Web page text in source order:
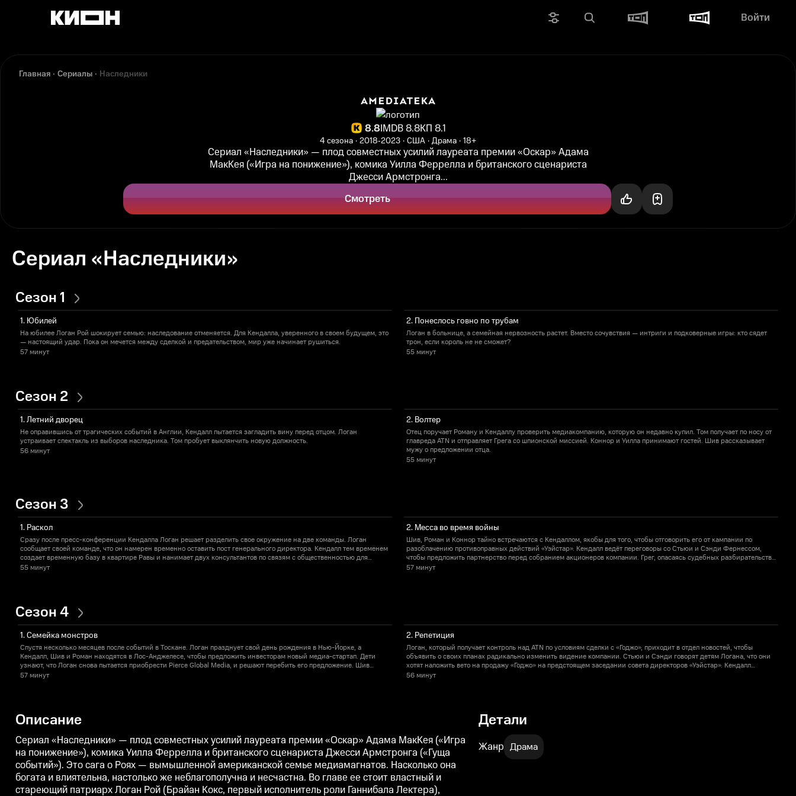
Войти
Главная Сериалы Наследники
8.8IMDB 8.8КП 8.1
4 сезона 2018‑2023 США Драма 18+
Сериал «Наследники» — плод совместных усилий лауреата премии «Оскар» Адама
МакКея («Игра на понижение»), комика Уилла Феррелла и британского сценариста
Джесси Армстронга...
Смотреть
Сериал «Наследники»
Сезон 1
1. Юбилей
На юбилее Логан Рой шокирует семью: наследование отменяется. Для Кендалла, уверенного в своем будущем, это
— настоящий удар. Пока он мечется между сделкой и предательством, мир уже начинает рушиться.
57 минут
2. Понеслось говно по трубам
Логан в больнице, а семейная нервозность растет. Вместо сочувствия — интриги и подковерные игры: кто сядет
трон, если король не не сможет?
55 минут
Сезон 2
1. Летний дворец
Не оправившись от трагических событий в Англии, Кендалл пытается загладить вину перед отцом. Логан
устраивает спектакль из выборов наследника. Том пробует выклянчить новую должность.
56 минут
2. Волтер
Отец поручает Роману и Кендаллу проверить медиакомпанию, которую он недавно купил. Том получает по носу от
главреда ATN и отправляет Грега со шпионской миссией. Коннор и Уилла принимают гостей. Шив рассказывает
мужу о предложении отца.
55 минут
Сезон 3
1. Раскол
Сразу после пресс-конференции Кендалла Логан решает разделить свое окружение на две команды. Логан
сообщает своей команде, что он намерен временно оставить пост генерального директора. Кендалл тем временем
создает временную базу в квартире Равы и нанимает двух консультантов по связям с общественностью для
создания публичного имиджа.
55 минут
2. Месса во время войны
Шив, Роман и Коннор тайно встречаются с Кендаллом, якобы для того, чтобы отговорить его от кампании по
разоблачению противоправных действий «Уэйстар». Кендалл ведёт переговоры со Стьюи и Сэнди Фернессом,
чтобы предложить партнерство перед собранием акционеров компании. Грег, опасаясь судебных разбирательств
консультируется с Юэном. Логан заставляет Маршу прилететь в Сараево после того, как его юридическая команда
57 минут
Сезон 4
1. Семейка монстров
Спустя несколько месяцев после событий в Тоскане. Логан празднует свой день рождения в Нью-Йорке, а
Кендалл, Шив и Роман находятся в Лос-Анджелесе, чтобы предложить инвесторам новый медиа-стартап. Дети
узнают, что Логан снова пытается приобрести Pierce Global Media, и решают перебить его предложение. Шив
возвращается в Нью-Йорк и находит Тома в квартире, в которой они больше вместе не живут из-за развода.
57 минут
2. Репетиция
Логан, который получает контроль над ATN по условиям сделки с «Годжо», приходит в отдел новостей, чтобы
объявить о своих планах радикально изменить видение компании. Стьюи и Сэнди говорят детям Логана, что они
хотят наложить вето на продажу «Годжо» на предстоящем заседании совета директоров «Уэйстар». Кендалл
неожиданно заинтересовывается предложением Стьюи и Сэнди. Логан встречается со своими детьми в караоке-
56 минут
Описание
Сериал «Наследники» — плод совместных усилий лауреата премии «Оскар» Адама МакКея («Игра
на понижение»), комика Уилла Феррелла и британского сценариста Джесси Армстронга («Гуща
событий»). Это сага о Роях — вымышленной американской семье медиамагнатов. Насколько она
богата и влиятельна, настолько же неблагополучна и несчастна. Во главе ее стоит властный и
стареющий патриарх Логан Рой (Брайан Кокс, первый исполнитель роли Ганнибала Лектера),
Детали
Жанр Драма